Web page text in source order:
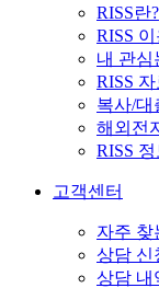
RISS란?
RISS
내 관심
RISS
복사/대
해외전
RISS
고객센터
자주 찾
상담 신
상담 내